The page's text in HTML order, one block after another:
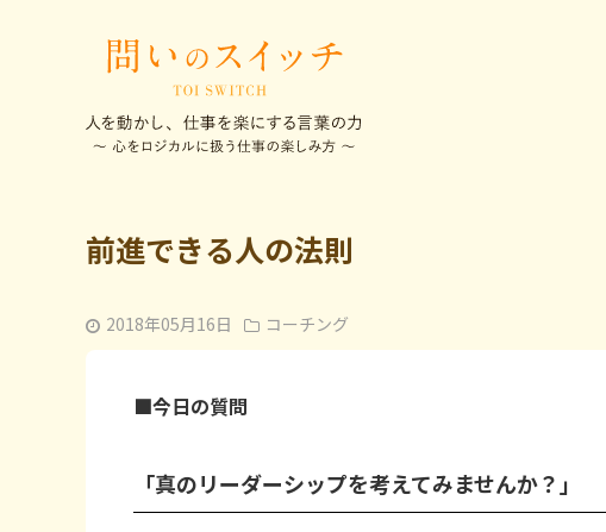
前進できる人の法則
2018年05月16日 コーチング
■今日の質問
「真のリーダーシップを考えてみませんか？」